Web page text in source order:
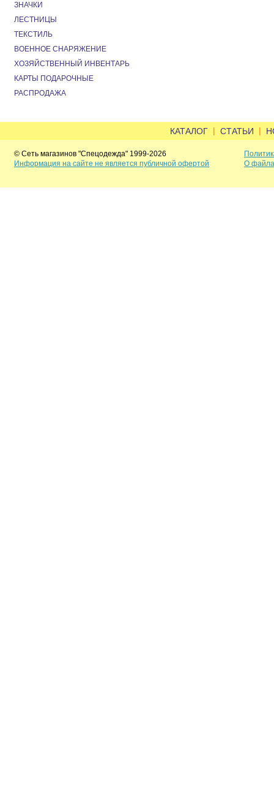
ЗНАЧКИ
ЛЕСТНИЦЫ
ТЕКСТИЛЬ
ВОЕННОЕ СНАРЯЖЕНИЕ
ХОЗЯЙСТВЕННЫЙ ИНВЕНТАРЬ
КАРТЫ ПОДАРОЧНЫЕ
РАСПРОДАЖА
КАТАЛОГ | СТАТЬИ |
© Сеть магазинов "Спецодежда" 1999-2026
Информация на сайте не является публичной офертой
О